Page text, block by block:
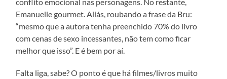
Emanuelle gourmet. Aliás, roubando a frase da Bru:
“mesmo que a autora tenha preenchido 70% do livro
com cenas de sexo incessantes, não tem como ficar
melhor que isso”. E é bem por aí.
Falta liga, sabe? O ponto é que há filmes/livros muito